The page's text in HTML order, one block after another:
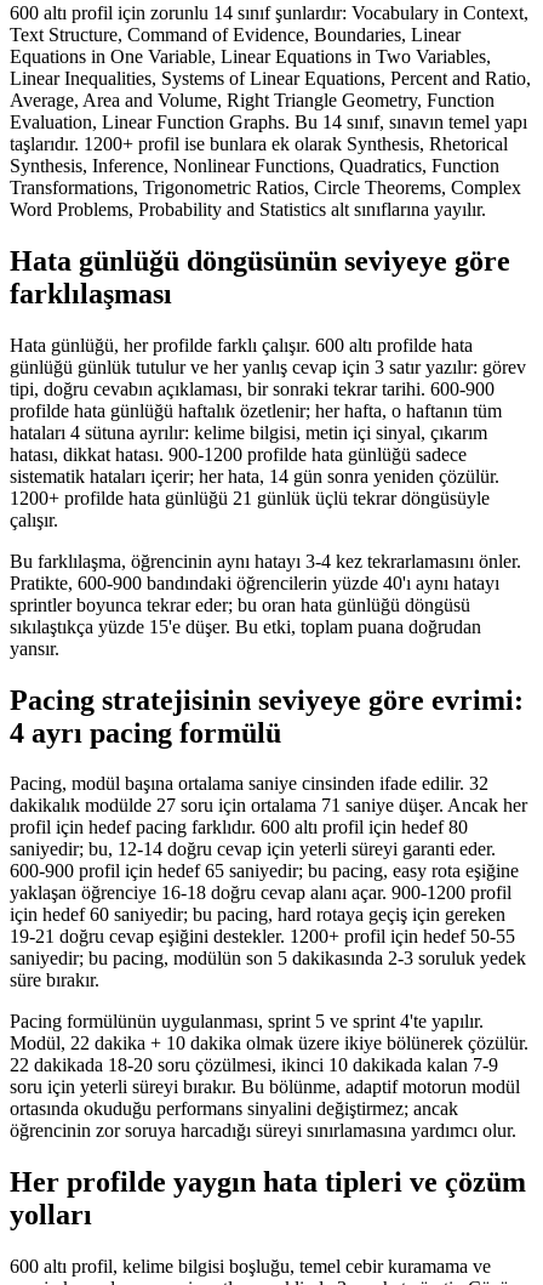
600 altı profil için zorunlu 14 sınıf şunlardır: Vocabulary in Context,
Text Structure, Command of Evidence, Boundaries, Linear
Equations in One Variable, Linear Equations in Two Variables,
Linear Inequalities, Systems of Linear Equations, Percent and Ratio,
Average, Area and Volume, Right Triangle Geometry, Function
Evaluation, Linear Function Graphs. Bu 14 sınıf, sınavın temel yapı
taşlarıdır. 1200+ profil ise bunlara ek olarak Synthesis, Rhetorical
Synthesis, Inference, Nonlinear Functions, Quadratics, Function
Transformations, Trigonometric Ratios, Circle Theorems, Complex
Word Problems, Probability and Statistics alt sınıflarına yayılır.
Hata günlüğü döngüsünün seviyeye göre
farklılaşması
Hata günlüğü, her profilde farklı çalışır. 600 altı profilde hata
günlüğü günlük tutulur ve her yanlış cevap için 3 satır yazılır: görev
tipi, doğru cevabın açıklaması, bir sonraki tekrar tarihi. 600-900
profilde hata günlüğü haftalık özetlenir; her hafta, o haftanın tüm
hataları 4 sütuna ayrılır: kelime bilgisi, metin içi sinyal, çıkarım
hatası, dikkat hatası. 900-1200 profilde hata günlüğü sadece
sistematik hataları içerir; her hata, 14 gün sonra yeniden çözülür.
1200+ profilde hata günlüğü 21 günlük üçlü tekrar döngüsüyle
çalışır.
Bu farklılaşma, öğrencinin aynı hatayı 3-4 kez tekrarlamasını önler.
Pratikte, 600-900 bandındaki öğrencilerin yüzde 40'ı aynı hatayı
sprintler boyunca tekrar eder; bu oran hata günlüğü döngüsü
sıkılaştıkça yüzde 15'e düşer. Bu etki, toplam puana doğrudan
yansır.
Pacing stratejisinin seviyeye göre evrimi:
4 ayrı pacing formülü
Pacing, modül başına ortalama saniye cinsinden ifade edilir. 32
dakikalık modülde 27 soru için ortalama 71 saniye düşer. Ancak her
profil için hedef pacing farklıdır. 600 altı profil için hedef 80
saniyedir; bu, 12-14 doğru cevap için yeterli süreyi garanti eder.
600-900 profil için hedef 65 saniyedir; bu pacing, easy rota eşiğine
yaklaşan öğrenciye 16-18 doğru cevap alanı açar. 900-1200 profil
için hedef 60 saniyedir; bu pacing, hard rotaya geçiş için gereken
19-21 doğru cevap eşiğini destekler. 1200+ profil için hedef 50-55
saniyedir; bu pacing, modülün son 5 dakikasında 2-3 soruluk yedek
süre bırakır.
Pacing formülünün uygulanması, sprint 5 ve sprint 4'te yapılır.
Modül, 22 dakika + 10 dakika olmak üzere ikiye bölünerek çözülür.
22 dakikada 18-20 soru çözülmesi, ikinci 10 dakikada kalan 7-9
soru için yeterli süreyi bırakır. Bu bölünme, adaptif motorun modül
ortasında okuduğu performans sinyalini değiştirmez; ancak
öğrencinin zor soruya harcadığı süreyi sınırlamasına yardımcı olur.
Her profilde yaygın hata tipleri ve çözüm
yolları
600 altı profil, kelime bilgisi boşluğu, temel cebir kuramama ve